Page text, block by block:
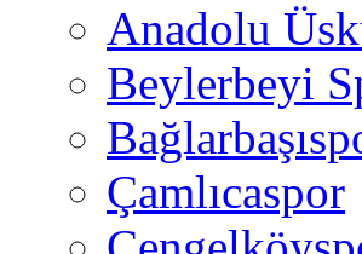
Anadolu
Beylerbeyi
Çamlıcaspor